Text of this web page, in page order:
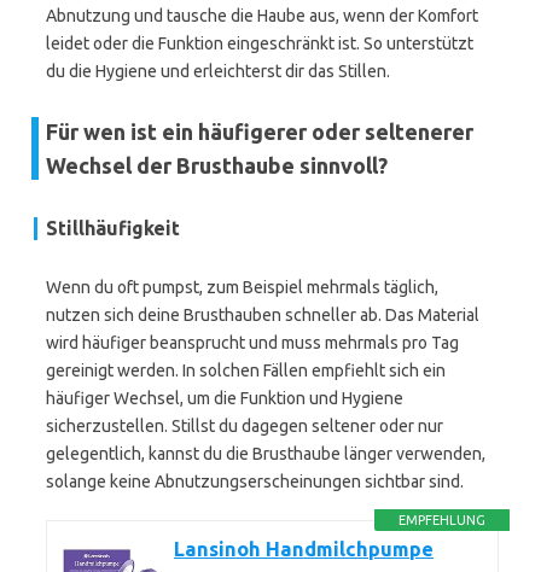
Abnutzung und tausche die Haube aus, wenn der Komfort
leidet oder die Funktion eingeschränkt ist. So unterstützt
du die Hygiene und erleichterst dir das Stillen.
Für wen ist ein häufigerer oder seltenerer
Wechsel der Brusthaube sinnvoll?
Stillhäufigkeit
Wenn du oft pumpst, zum Beispiel mehrmals täglich,
nutzen sich deine Brusthauben schneller ab. Das Material
wird häufiger beansprucht und muss mehrmals pro Tag
gereinigt werden. In solchen Fällen empfiehlt sich ein
häufiger Wechsel, um die Funktion und Hygiene
sicherzustellen. Stillst du dagegen seltener oder nur
gelegentlich, kannst du die Brusthaube länger verwenden,
solange keine Abnutzungserscheinungen sichtbar sind.
EMPFEHLUNG
Lansinoh Handmilchpumpe